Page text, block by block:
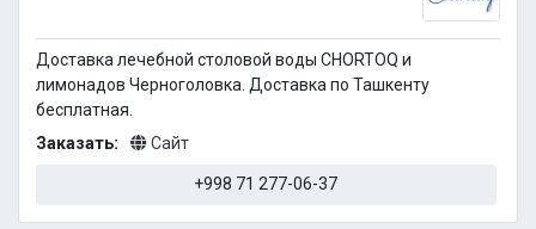
Доставка лечебной столовой воды CHORTOQ и
лимонадов Черноголовка. Доставка по Ташкенту
бесплатная.
Заказать:
Сайт
+998 71 277-06-37